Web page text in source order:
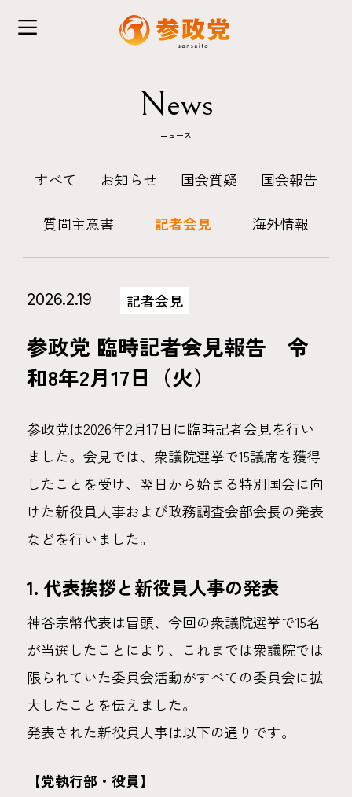
News
ニュース
すべて お知らせ 国会質疑 国会報告
質問主意書 記者会見 海外情報
2026.2.19 記者会見
参政党 臨時記者会見報告 令
和8年2月17日（火）
参政党は2026年2月17日に臨時記者会見を行い
ました。会見では、衆議院選挙で15議席を獲得
したことを受け、翌日から始まる特別国会に向
けた新役員人事および政務調査会部会長の発表
などを行いました。
1. 代表挨拶と新役員人事の発表
神谷宗幣代表は冒頭、今回の衆議院選挙で15名
が当選したことにより、これまでは衆議院では
限られていた委員会活動がすべての委員会に拡
大したことを伝えました。
発表された新役員人事は以下の通りです。
【党執行部・役員】